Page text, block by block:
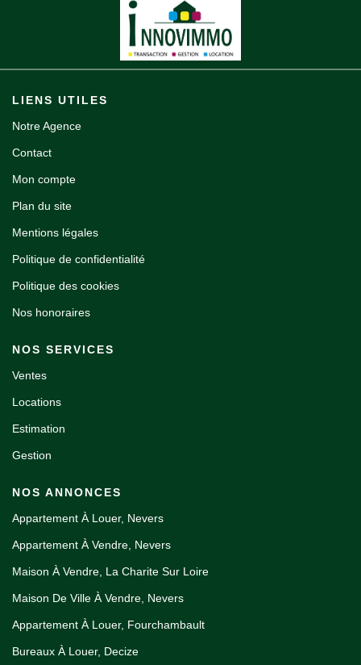
LIENS UTILES
Notre Agence
Contact
Mon compte
Plan du site
Mentions légales
Politique de confidentialité
Politique des cookies
Nos honoraires
NOS SERVICES
Ventes
Locations
Estimation
Gestion
NOS ANNONCES
Appartement À Louer, Nevers
Appartement À Vendre, Nevers
Maison À Vendre, La Charite Sur Loire
Maison De Ville À Vendre, Nevers
Appartement À Louer, Fourchambault
Bureaux À Louer, Decize